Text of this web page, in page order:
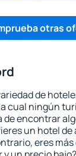
otras
de
cual ningún
de encontrar
un hotel
eres